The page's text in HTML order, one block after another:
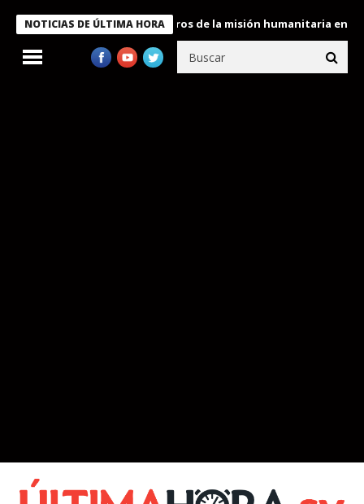
NOTICIAS DE ÚLTIMA HORA
condecora a miembros de la misión humanitaria enviada a